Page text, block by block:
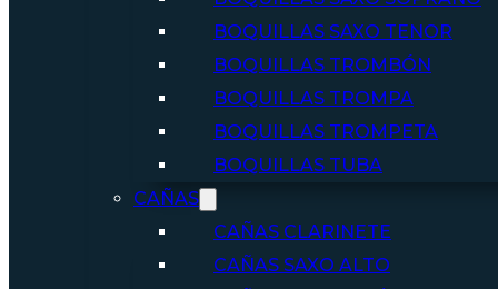
BOQUILLAS SAXO TENOR
BOQUILLAS TROMBÓN
BOQUILLAS TROMPA
BOQUILLAS TROMPETA
BOQUILLAS TUBA
CAÑAS
CAÑAS CLARINETE
CAÑAS SAXO ALTO